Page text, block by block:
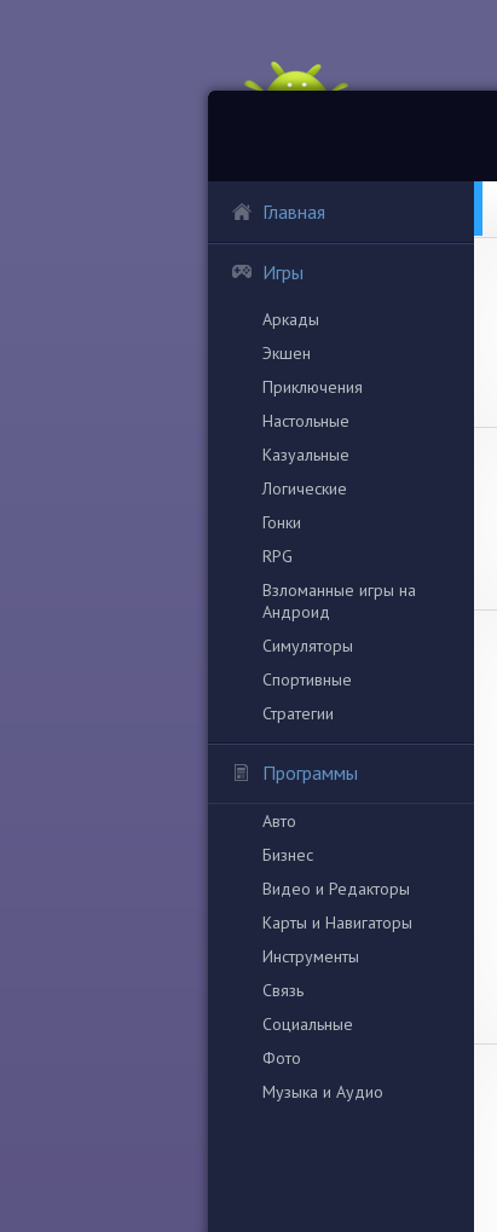
Главная
Игры
Аркады
Экшен
Приключения
Настольные
Казуальные
Логические
Гонки
RPG
Взломанные игры на
Андроид
Симуляторы
Спортивные
Стратегии
Программы
Авто
Бизнес
Видео и Редакторы
Карты и Навигаторы
Инструменты
Связь
Социальные
Фото
Музыка и Аудио